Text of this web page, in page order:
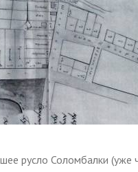
русло Соломбалки (уже